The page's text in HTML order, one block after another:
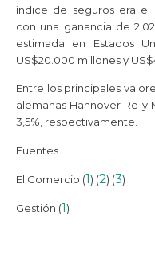
índice de seguros era
con una ganancia de
estimada en Estados
US$20.000 millones y
Entre los principales
alemanas Hannover Re y
3,5%, respectivamente.
Fuentes
El Comercio (1) (2) (3)
Gestión (1)